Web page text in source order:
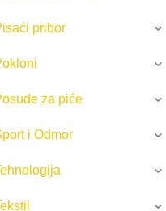
pribor
za piće
i Odmor